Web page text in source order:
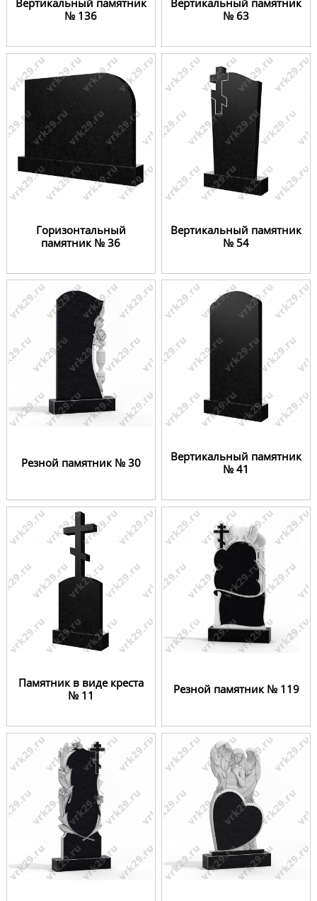
Вертикальный памятник
№ 136
Вертикальный памятник
№ 63
Горизонтальный
памятник № 36
Вертикальный памятник
№ 54
Резной памятник № 30
Вертикальный памятник
№ 41
Памятник в виде креста
№ 11
Резной памятник № 119